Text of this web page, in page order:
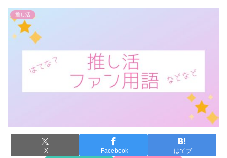
推し活
X Facebook はてブ